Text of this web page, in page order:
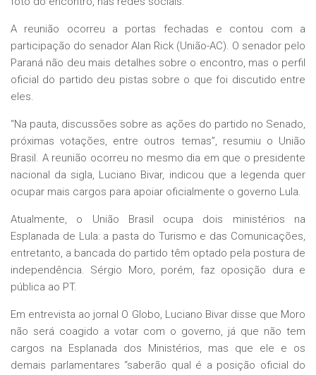
A reunião ocorreu a portas fechadas e contou com a
participação do senador Alan Rick (União-AC). O senador pelo
Paraná não deu mais detalhes sobre o encontro, mas o perfil
oficial do partido deu pistas sobre o que foi discutido entre
eles.
“Na pauta, discussões sobre as ações do partido no Senado,
próximas votações, entre outros temas”, resumiu o União
Brasil. A reunião ocorreu no mesmo dia em que o presidente
nacional da sigla, Luciano Bivar, indicou que a legenda quer
ocupar mais cargos para apoiar oficialmente o governo Lula.
Atualmente, o União Brasil ocupa dois ministérios na
Esplanada de Lula: a pasta do Turismo e das Comunicações,
entretanto, a bancada do partido têm optado pela postura de
independência. Sérgio Moro, porém, faz oposição dura e
pública ao PT.
Em entrevista ao jornal O Globo, Luciano Bivar disse que Moro
não será coagido a votar com o governo, já que não tem
cargos na Esplanada dos Ministérios, mas que ele e os
demais parlamentares “saberão qual é a posição oficial do